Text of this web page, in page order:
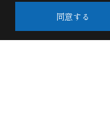
地域別 - 秋田市 にあ
その他の不動産情
同意する